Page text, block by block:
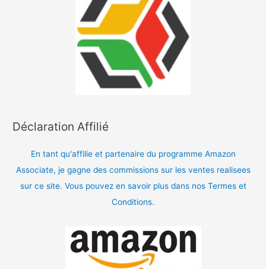
Déclaration Affilié
En tant qu'affilie et partenaire du programme Amazon
Associate, je gagne des commissions sur les ventes realisees
sur ce site. Vous pouvez en savoir plus dans nos Termes et
Conditions.